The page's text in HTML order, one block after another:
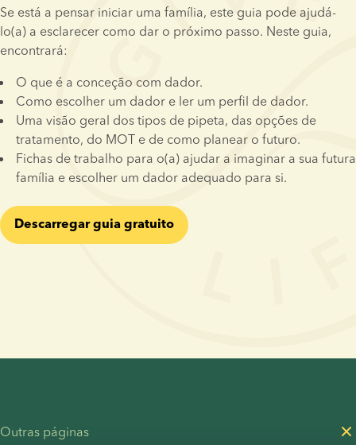
Se está a pensar iniciar uma família, este guia pode ajudá-
lo(a) a esclarecer como dar o próximo passo. Neste guia,
encontrará:
O que é a conceção com dador.
Como escolher um dador e ler um perfil de dador.
Uma visão geral dos tipos de pipeta, das opções de
tratamento, do MOT e de como planear o futuro.
Fichas de trabalho para o(a) ajudar a imaginar a sua futura
família e escolher um dador adequado para si.
Descarregar guia gratuito
Outras páginas